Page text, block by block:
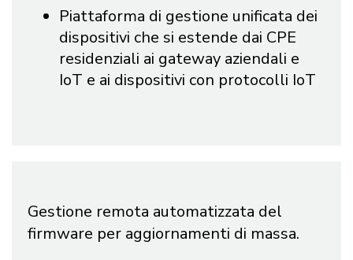
Piattaforma di gestione unificata dei
dispositivi che si estende dai CPE
residenziali ai gateway aziendali e
IoT e ai dispositivi con protocolli IoT
Gestione remota automatizzata del
firmware per aggiornamenti di massa.